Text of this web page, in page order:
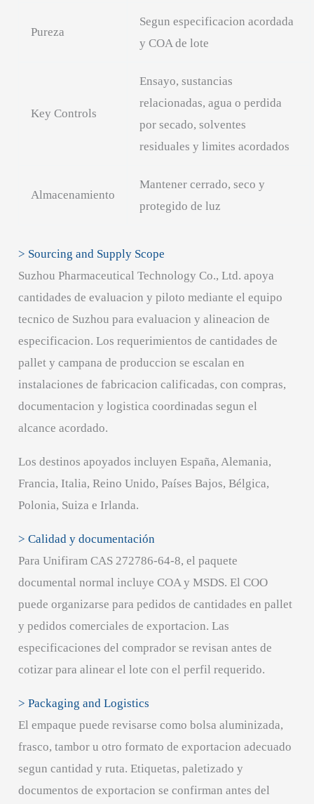
Pureza
Segun especificacion acordada
y COA de lote
Key Controls
Ensayo, sustancias
relacionadas, agua o perdida
por secado, solventes
residuales y limites acordados
Almacenamiento
Mantener cerrado, seco y
protegido de luz
> Sourcing and Supply Scope
Suzhou Pharmaceutical Technology Co., Ltd. apoya
cantidades de evaluacion y piloto mediante el equipo
tecnico de Suzhou para evaluacion y alineacion de
especificacion. Los requerimientos de cantidades de
pallet y campana de produccion se escalan en
instalaciones de fabricacion calificadas, con compras,
documentacion y logistica coordinadas segun el
alcance acordado.
Los destinos apoyados incluyen España, Alemania,
Francia, Italia, Reino Unido, Países Bajos, Bélgica,
Polonia, Suiza e Irlanda.
> Calidad y documentación
Para Unifiram CAS 272786-64-8, el paquete
documental normal incluye COA y MSDS. El COO
puede organizarse para pedidos de cantidades en pallet
y pedidos comerciales de exportacion. Las
especificaciones del comprador se revisan antes de
cotizar para alinear el lote con el perfil requerido.
> Packaging and Logistics
El empaque puede revisarse como bolsa aluminizada,
frasco, tambor u otro formato de exportacion adecuado
segun cantidad y ruta. Etiquetas, paletizado y
documentos de exportacion se confirman antes del